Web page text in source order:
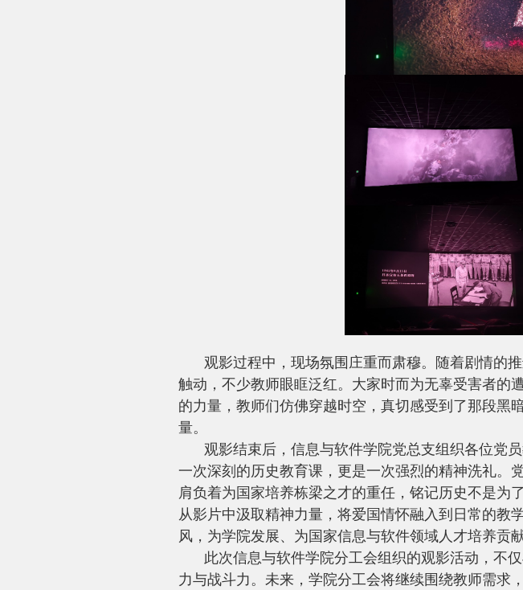
观影过程中，现场氛围庄重而肃穆。随着剧情的
触动，不少教师眼眶泛红。大家时而为无辜受害者的
的力量，教师们仿佛穿越时空，真切感受到了那段黑
量。
观影结束后，信息与软件学院党总支组织各位党
一次深刻的历史教育课，更是一次强烈的精神洗礼。
肩负着为国家培养栋梁之才的重任，铭记历史不是为
从影片中汲取精神力量，将爱国情怀融入到日常的教
风，为学院发展、为国家信息与软件领域人才培养贡
此次信息与软件学院分工会组织的观影活动，不
力与战斗力。未来，学院分工会将继续围绕教师需求